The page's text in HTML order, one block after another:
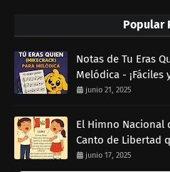
Popular
Notas de Tu Eras
Melódica - ¡Fáciles
junio 21, 2025
El Himno Nacional
Canto de Libertad
junio 17, 2025